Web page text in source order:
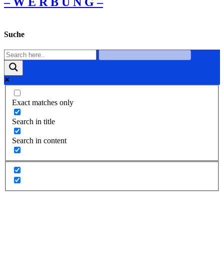
Suche
Exact matches only
Search in title
Search in content